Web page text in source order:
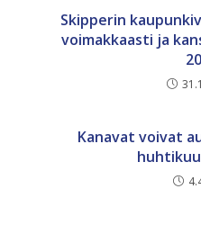
Skipperin
voimakkaasti ja
Kanavat voivat